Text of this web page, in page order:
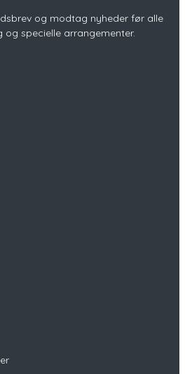
og modtag nyheder før alle
og specielle arrangementer.